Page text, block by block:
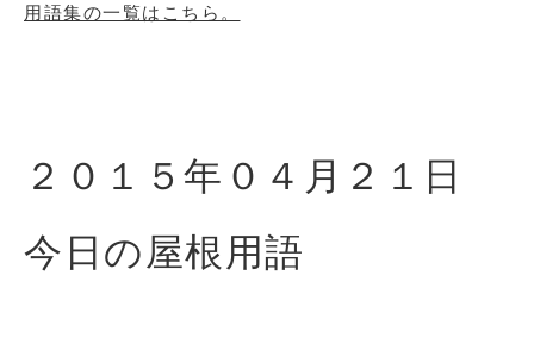
用語集の一覧はこちら。
２０１５年０４月２１日
今日の屋根用語